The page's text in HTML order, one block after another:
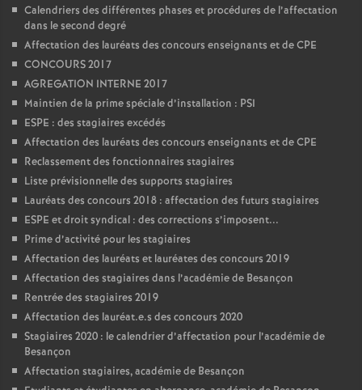
Calendriers des différentes phases et procédures de l’affectation
dans le second degré
Affectation des lauréats des concours enseignants et de CPE
CONCOURS 2017
AGREGATION INTERNE 2017
Maintien de la prime spéciale d’installation : PSI
ESPE : des stagiaires excédés
Affectation des lauréats des concours enseignants et de CPE
Reclassement des fonctionnaires stagiaires
Liste prévisionnelle des supports stagiaires
Lauréats des concours 2018 : affectation des futurs stagiaires
ESPE et droit syndical : des corrections s’imposent...
Prime d’activité pour les stagiaires
Affectation des lauréats et lauréates des concours 2019
Affectation des stagiaires dans l’académie de Besançon
Rentrée des stagiaires 2019
Affectation des lauréat.e.s des concours 2020
Stagiaires 2020 : le calendrier d’affectation pour l’académie de
Besançon
Affectation stagiaires, académie de Besançon